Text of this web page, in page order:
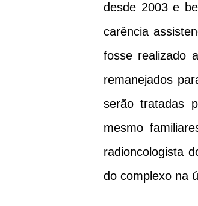
desde 2003 e
carência
fosse realizado
remanejados
serão tratadas
mesmo
radioncologista
do complexo na